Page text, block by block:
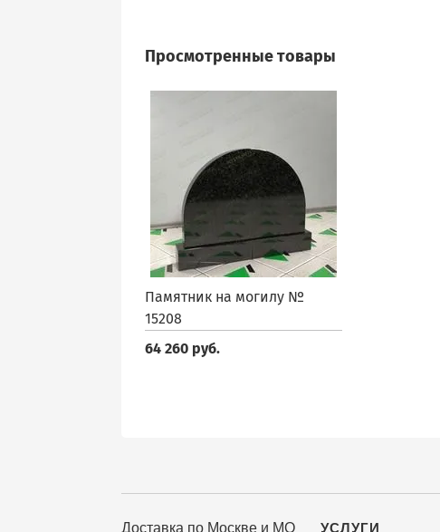
Просмотренные товары
Памятник на могилу №
15208
64 260 руб.
Доставка по Москве и МО УСЛУГИ